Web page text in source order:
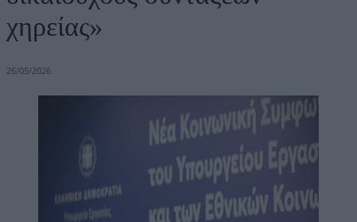
χηρείας»
26/05/2026